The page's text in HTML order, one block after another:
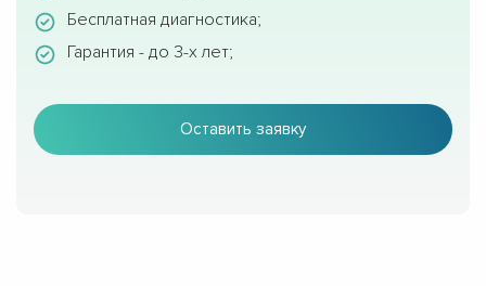
Бесплатная диагностика;
Гарантия - до 3-х лет;
Оставить заявку